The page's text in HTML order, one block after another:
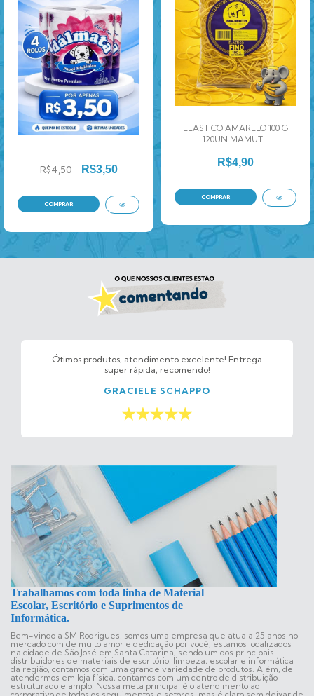
R$4,50 R$3,50
ELASTICO AMARELO 100 G
120UN MAMUTH
R$4,90
Ótimos produtos, atendimento excelente! Entrega
super rápida, recomendo!
GRACIELE SCHAPPO
Trabalhamos com toda linha de Material
Escolar, Escritório e Suprimentos de
Informática.
Bem-vindo a SM Rodrigues, somos uma empresa que atua a 25 anos no
mercado com de muito amor e dedicação por você, estamos localizados
na cidade de São José em Santa Catarina, sendo um dos principais
distribuidores de materiais de escritório, limpeza, escolar e informática
da região, contamos com uma grande variedade de produtos. Além, de
atendermos em loja física, contamos com um centro de distribuição
estruturado e amplo. Nossa meta principal é o atendimento ao